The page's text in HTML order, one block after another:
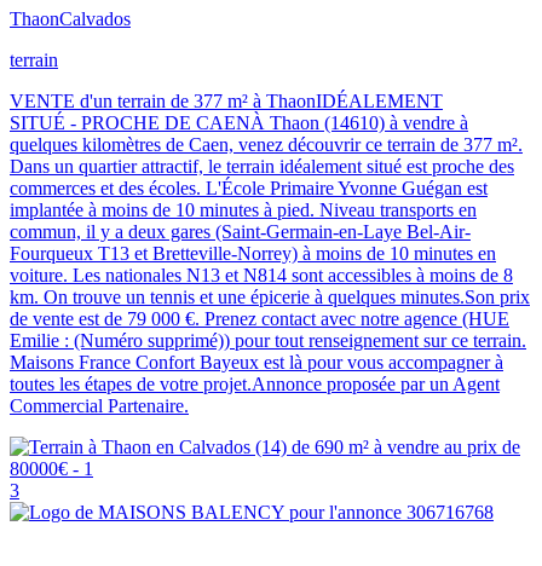
ThaonCalvados
terrain
VENTE d'un terrain de 377 m² à ThaonIDÉALEMENT
SITUÉ - PROCHE DE CAENÀ Thaon (14610) à vendre à
quelques kilomètres de Caen, venez découvrir ce terrain de 377 m².
Dans un quartier attractif, le terrain idéalement situé est proche des
commerces et des écoles. L'École Primaire Yvonne Guégan est
implantée à moins de 10 minutes à pied. Niveau transports en
commun, il y a deux gares (Saint-Germain-en-Laye Bel-Air-
Fourqueux T13 et Bretteville-Norrey) à moins de 10 minutes en
voiture. Les nationales N13 et N814 sont accessibles à moins de 8
km. On trouve un tennis et une épicerie à quelques minutes.Son prix
de vente est de 79 000 €. Prenez contact avec notre agence (HUE
Emilie : (Numéro supprimé)) pour tout renseignement sur ce terrain.
Maisons France Confort Bayeux est là pour vous accompagner à
toutes les étapes de votre projet.Annonce proposée par un Agent
Commercial Partenaire.
3